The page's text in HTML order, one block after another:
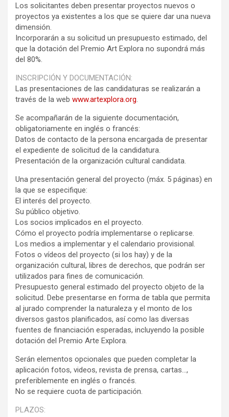
Los solicitantes deben presentar proyectos nuevos o
proyectos ya existentes a los que se quiere dar una nueva
dimensión.
Incorporarán a su solicitud un presupuesto estimado, del
que la dotación del Premio Art Explora no supondrá más
del 80%.
INSCRIPCIÓN Y DOCUMENTACIÓN:
Las presentaciones de las candidaturas se realizarán a
través de la web www.artexplora.org.
Se acompañarán de la siguiente documentación,
obligatoriamente en inglés o francés:
Datos de contacto de la persona encargada de presentar
el expediente de solicitud de la candidatura.
Presentación de la organización cultural candidata.
Una presentación general del proyecto (máx. 5 páginas) en
la que se especifique:
El interés del proyecto.
Su público objetivo.
Los socios implicados en el proyecto.
Cómo el proyecto podría implementarse o replicarse.
Los medios a implementar y el calendario provisional.
Fotos o vídeos del proyecto (si los hay) y de la
organización cultural, libres de derechos, que podrán ser
utilizados para fines de comunicación.
Presupuesto general estimado del proyecto objeto de la
solicitud. Debe presentarse en forma de tabla que permita
al jurado comprender la naturaleza y el monto de los
diversos gastos planificados, así como las diversas
fuentes de financiación esperadas, incluyendo la posible
dotación del Premio Arte Explora.
Serán elementos opcionales que pueden completar la
aplicación fotos, videos, revista de prensa, cartas…,
preferiblemente en inglés o francés.
No se requiere cuota de participación.
PLAZOS: